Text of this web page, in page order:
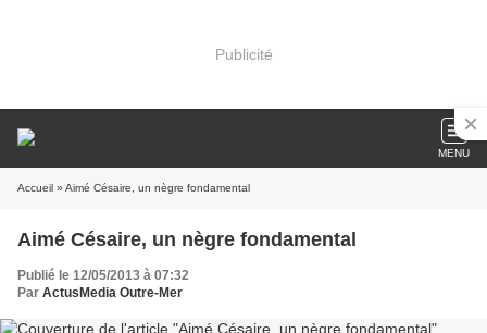
Publicité
MENU
Accueil » Aimé Césaire, un nègre fondamental
Aimé Césaire, un nègre fondamental
Publié le 12/05/2013 à 07:32
Par ActusMedia Outre-Mer